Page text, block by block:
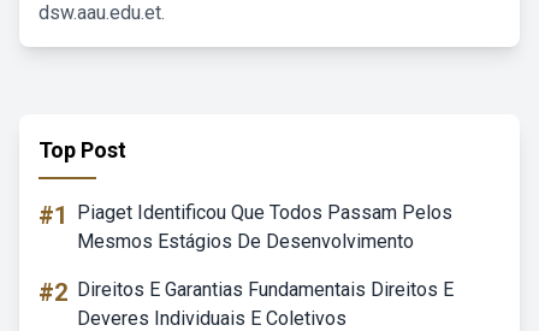
dsw.aau.edu.et.
Top Post
#1
Piaget Identificou Que Todos Passam Pelos
Mesmos Estágios De Desenvolvimento
#2 Direitos E Garantias Fundamentais Direitos E
Deveres Individuais E Coletivos